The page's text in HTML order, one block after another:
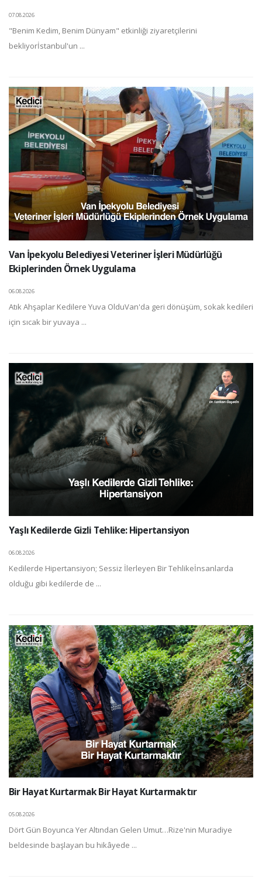
07.08.2026
"Benim Kedim, Benim Dünyam" etkinliği ziyaretçilerini
bekliyorİstanbul'un ...
Van İpekyolu Belediyesi Veteriner İşleri Müdürlüğü
Ekiplerinden Örnek Uygulama
06.08.2026
Atık Ahşaplar Kedilere Yuva OlduVan'da geri dönüşüm, sokak kedileri
için sıcak bir yuvaya ...
Yaşlı Kedilerde Gizli Tehlike: Hipertansiyon
06.08.2026
Kedilerde Hipertansiyon; Sessiz İlerleyen Bir Tehlikeİnsanlarda
olduğu gibi kedilerde de ...
Bir Hayat Kurtarmak Bir Hayat Kurtarmaktır
05.08.2026
Dört Gün Boyunca Yer Altından Gelen Umut…Rize'nin Muradiye
beldesinde başlayan bu hikâyede ...